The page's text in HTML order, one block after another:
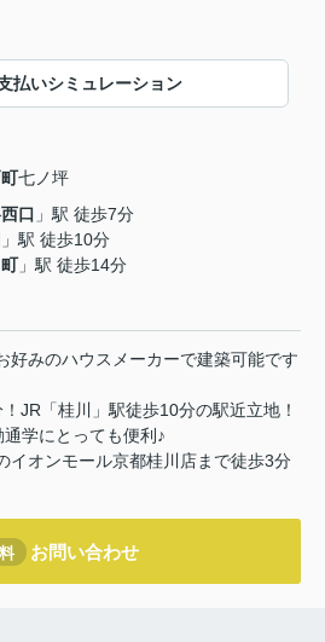
払いシミュレーション
七ノ坪
口 」駅 徒歩7分
」駅 徒歩10分
」駅 徒歩14分
好みのハウスメーカーで建築可能です
JR「桂川」駅徒歩10分の駅近立地！
学にとっても便利♪
イオンモール京都桂川店まで徒歩3分
お問い合わせ